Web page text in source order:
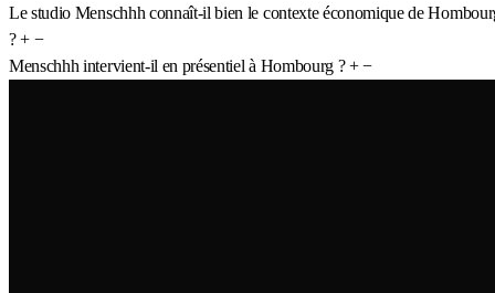
Le studio Menschhh connaît-il bien le contexte économique de
? + −
Menschhh intervient-il en présentiel à Hombourg ? + −